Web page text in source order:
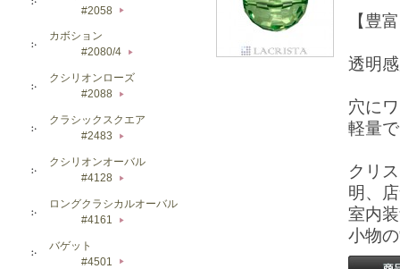
#2058
▶
カボション
#2080/4
▶
クシリオンローズ
#2088
▶
クラシックスクエア
#2483
▶
クシリオンオーバル
#4128
▶
ロングクラシカルオーバル
#4161
▶
バゲット
#4501
▶
【豊
透明
穴に
軽量
クリ
明、
室内
小物